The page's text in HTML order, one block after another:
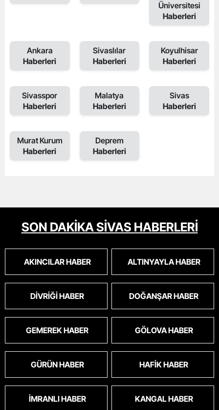
Üniversitesi
Haberleri
Ankara
Haberleri
Sivaslılar
Haberleri
Koyulhisar
Haberleri
Sivasspor
Haberleri
Malatya
Haberleri
Sivas
Haberleri
Murat Kurum
Haberleri
Deprem
Haberleri
SON DAKİKA SİVAS HABERLERİ
AKINCILAR HABER ALTINYAYLA HABER
DIVRIĞI HABER DOĞANŞAR HABER
GEMEREK HABER GÖLOVA HABER
GÜRÜN HABER HAFIK HABER
İMRANLI HABER KANGAL HABER